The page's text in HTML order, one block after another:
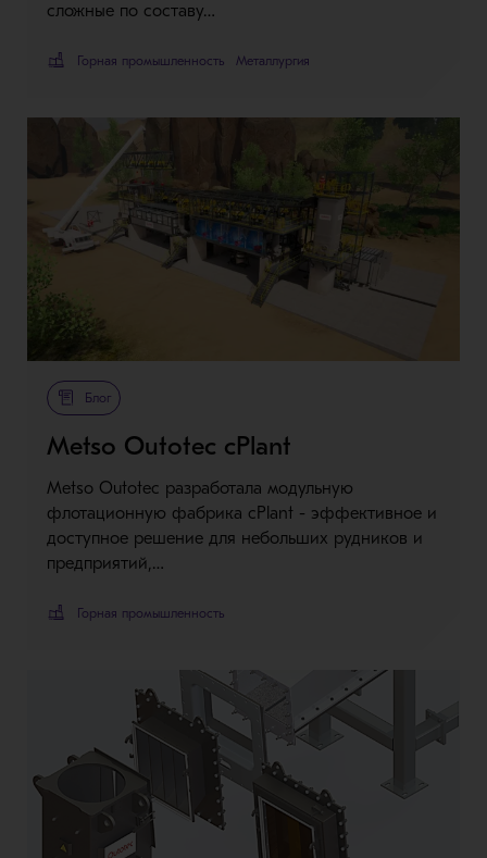
сложные по составу…
Горная промышленность Металлургия
Блог
Metso Outotec cPlant
Metso Outotec разработала модульную
флотационную фабрика cPlant - эффективное и
доступное решение для небольших рудников и
предприятий,…
Горная промышленность